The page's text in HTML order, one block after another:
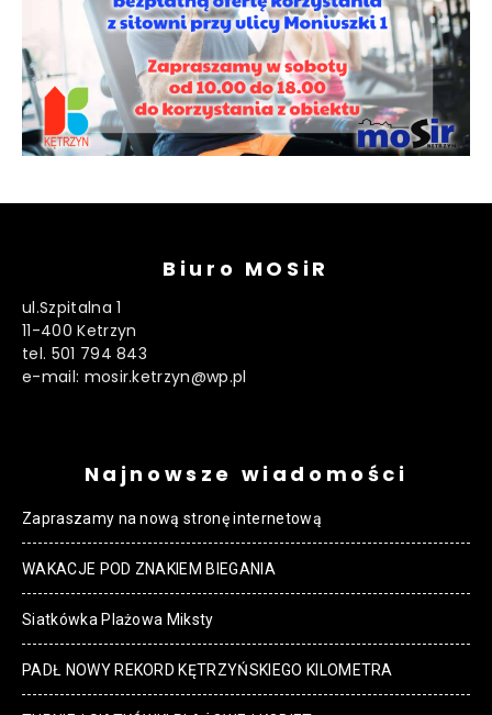
Biuro MOSiR
ul.Szpitalna 1
11-400 Ketrzyn
tel. 501 794 843
e-mail: mosir.ketrzyn@wp.pl
Najnowsze wiadomości
Zapraszamy na nową stronę internetową
WAKACJE POD ZNAKIEM BIEGANIA
Siatkówka Plażowa Miksty
PADŁ NOWY REKORD KĘTRZYŃSKIEGO KILOMETRA